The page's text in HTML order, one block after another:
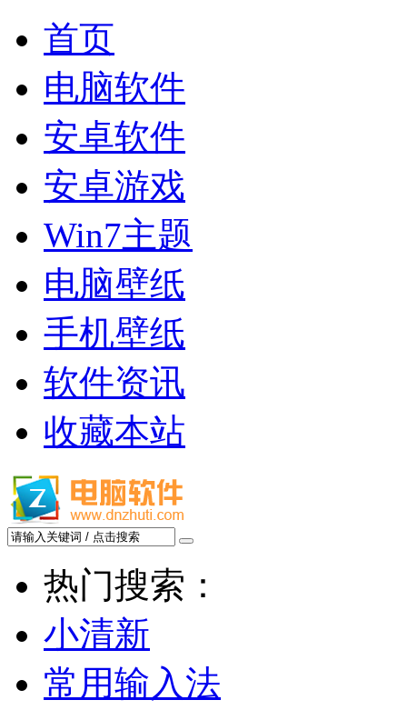
首页
电脑软件
安卓软件
安卓游戏
Win7主题
电脑壁纸
手机壁纸
软件资讯
收藏本站
热门搜索：
小清新
常用输入法